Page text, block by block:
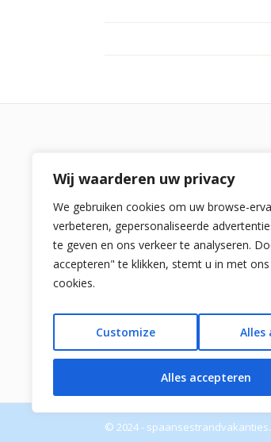
Wij waarderen uw privacy
We gebruiken cookies om uw browse-
verbeteren, gepersonaliseerde
te geven en ons verkeer te analyseren.
accepteren" te klikken, stemt u in met
cookies.
Customize Alles
Alles accepteren
Spaansestrandvakanties.nl is een
vergelijker voor alle
Spanje. We bieden zelf geen
naar Spanje maar laten de beste
strandvakanties en lastminute
© 2024 -